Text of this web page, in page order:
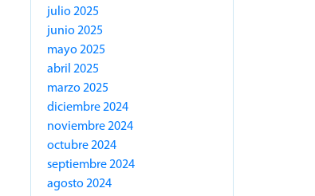
julio 2025
junio 2025
mayo 2025
abril 2025
marzo 2025
diciembre 2024
noviembre 2024
octubre 2024
septiembre 2024
agosto 2024